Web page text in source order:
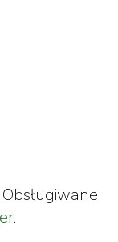
Obsługiwane
.